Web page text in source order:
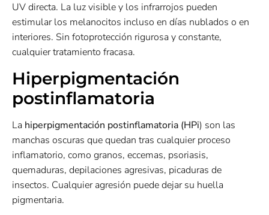
UV directa. La luz visible y los infrarrojos pueden
estimular los melanocitos incluso en días nublados o en
interiores. Sin fotoprotección rigurosa y constante,
cualquier tratamiento fracasa.
Hiperpigmentación
postinflamatoria
La hiperpigmentación postinflamatoria (HPi) son las
manchas oscuras que quedan tras cualquier proceso
inflamatorio, como granos, eccemas, psoriasis,
quemaduras, depilaciones agresivas, picaduras de
insectos. Cualquier agresión puede dejar su huella
pigmentaria.